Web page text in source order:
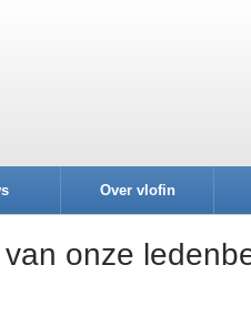
Over vlofin
onze